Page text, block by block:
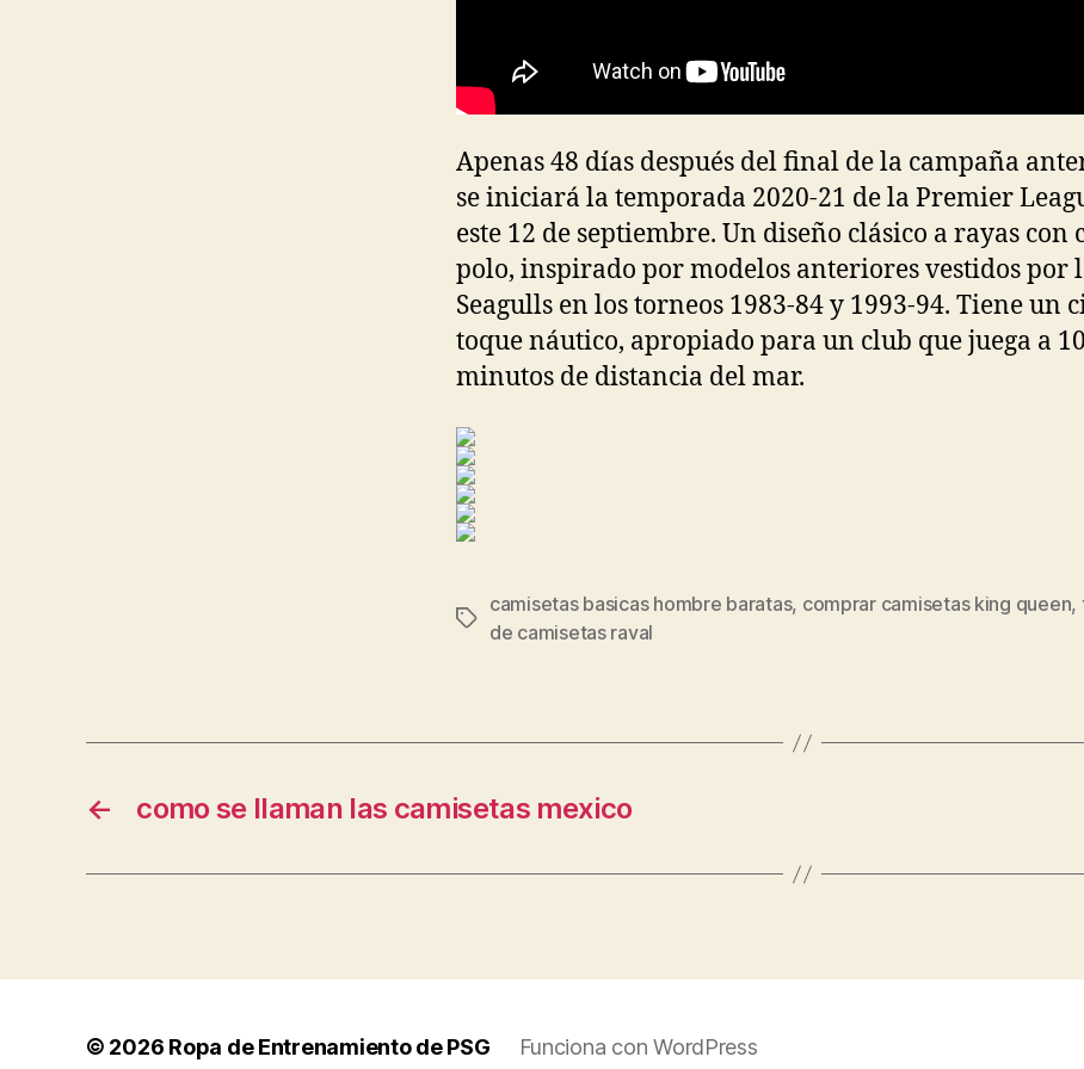
Apenas 48 días después del final de la campaña
se iniciará la temporada 2020-21 de la Premier
este 12 de septiembre. Un diseño clásico a rayas con
polo, inspirado por modelos anteriores vestidos por
Seagulls en los torneos 1983-84 y 1993-94. Tiene un
toque náutico, apropiado para un club que juega a 10
minutos de distancia del mar.
Etiquetas
camisetas basicas hombre baratas, comprar camisetas king queen,
de camisetas raval
← como se llaman las camisetas mexico
© 2026 Ropa de Entrenamiento de PSG Funciona con WordPress